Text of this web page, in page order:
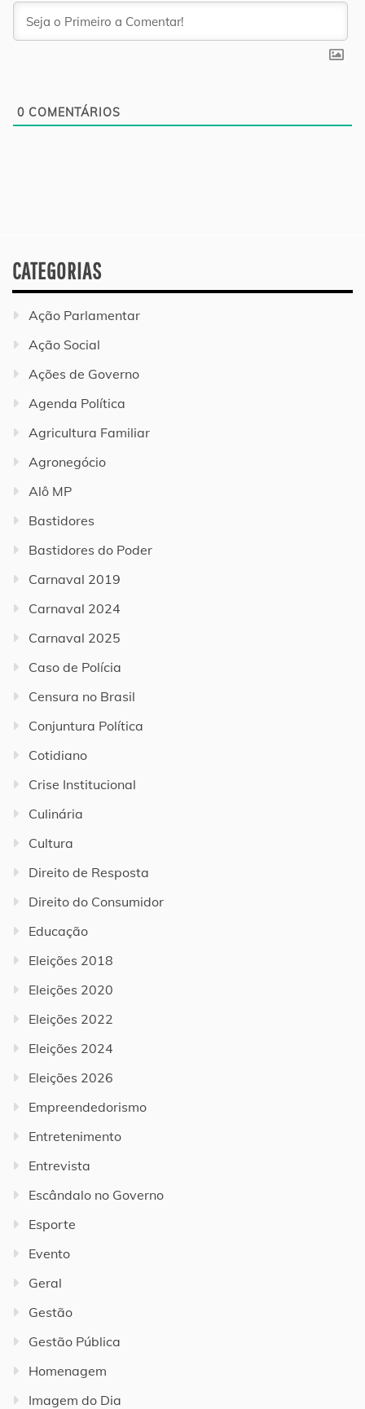
0 COMENTÁRIOS
CATEGORIAS
Ação Parlamentar
Ação Social
Ações de Governo
Agenda Política
Agricultura Familiar
Agronegócio
Alô MP
Bastidores
Bastidores do Poder
Carnaval 2019
Carnaval 2024
Carnaval 2025
Caso de Polícia
Censura no Brasil
Conjuntura Política
Cotidiano
Crise Institucional
Culinária
Cultura
Direito de Resposta
Direito do Consumidor
Educação
Eleições 2018
Eleições 2020
Eleições 2022
Eleições 2024
Eleições 2026
Empreendedorismo
Entretenimento
Entrevista
Escândalo no Governo
Esporte
Evento
Geral
Gestão
Gestão Pública
Homenagem
Imagem do Dia